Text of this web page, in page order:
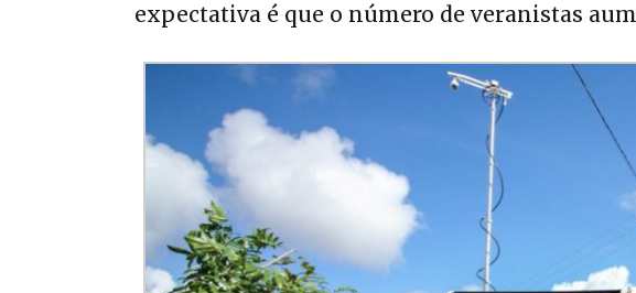
expectativa é que o número de veranistas